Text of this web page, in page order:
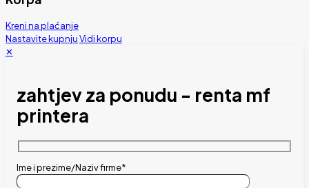
Kreni na plaćanje
Nastavite kupnjuVidi korpu
✕
zahtjev za ponudu - renta mf
printera
Ime i prezime/Naziv firme*